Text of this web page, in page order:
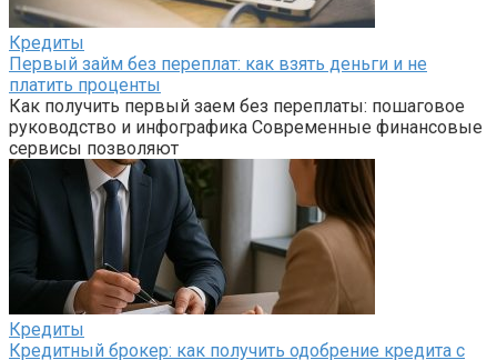
Кредиты
Первый займ без переплат: как взять деньги и не
платить проценты
Как получить первый заем без переплаты: пошаговое
руководство и инфографика Современные финансовые
сервисы позволяют
Кредиты
Кредитный брокер: как получить одобрение кредита с